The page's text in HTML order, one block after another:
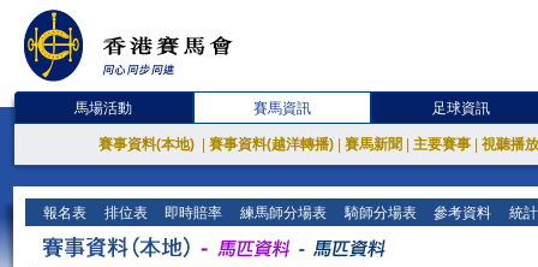
馬場活動 賽馬資訊 足球資訊
賽事資料(本地) 賽事資料(越洋轉播) 賽馬新聞 主要賽事 視聽播
報名表 排位表 即時賠率 練馬師分場表 騎師分場表 參考資料 統